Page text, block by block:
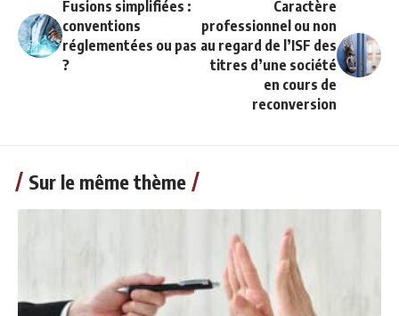
Fusions simplifiées :
conventions
réglementées ou pas
?
Caractère
professionnel ou non
au regard de l’ISF des
titres d’une société
en cours de
reconversion
Sur le même thème